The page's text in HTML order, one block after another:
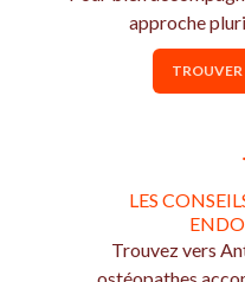
approche
LES
Trouvez vers